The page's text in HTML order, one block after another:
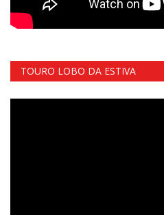
TOURO LOBO DA ESTIVA